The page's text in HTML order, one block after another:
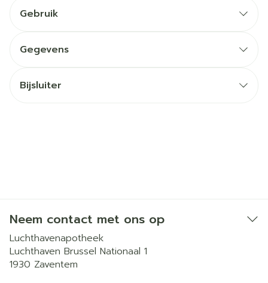
Gebruik
Gegevens
Bijsluiter
Neem contact met ons op
Luchthavenapotheek
Luchthaven Brussel Nationaal 1
1930 Zaventem